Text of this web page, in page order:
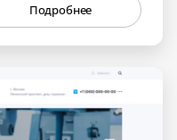
Подробнее